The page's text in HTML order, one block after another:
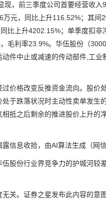
，前三季度公司首要经营收入
元，同比上升116.52%；其
比上升4202.15%；单季度扣
毛利率23.9%。华伍股份（
件中止或减速的传动部件,工
格改变反推资金流向。股价
于跌落状况时主动性卖单发
抵之后剩余的推进股价上升
息收拾，由AI算法生成（网信
份行业界竞争力的护城河较差
。证券之星发布此内容的意